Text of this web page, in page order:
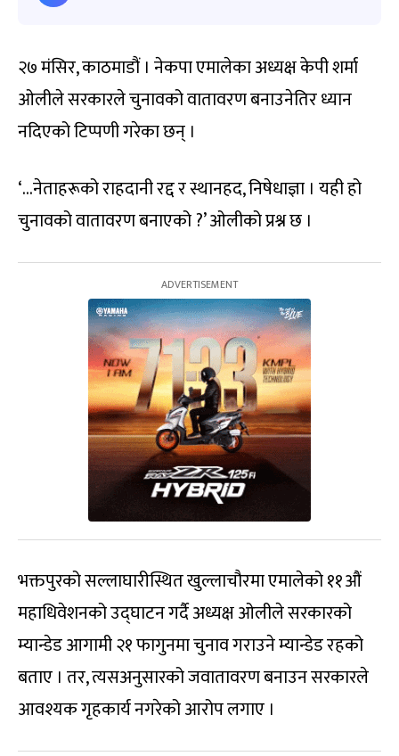
२७ मंसिर, काठमाडौं । नेकपा एमालेका अध्यक्ष केपी शर्मा
ओलीले सरकारले चुनावको वातावरण बनाउनेतिर ध्यान
नदिएको टिप्पणी गरेका छन् ।
‘…नेताहरूको राहदानी रद्द र स्थानहद, निषेधाज्ञा । यही हो
चुनावको वातावरण बनाएको ?’ ओलीको प्रश्न छ ।
भक्तपुरको सल्लाघारीस्थित खुल्लाचौरमा एमालेको ११औं
महाधिवेशनको उद्घाटन गर्दै अध्यक्ष ओलीले सरकारको
म्यान्डेड आगामी २१ फागुनमा चुनाव गराउने म्यान्डेड रहको
बताए । तर, त्यसअनुसारको जवातावरण बनाउन सरकारले
आवश्यक गृहकार्य नगरेको आरोप लगाए ।